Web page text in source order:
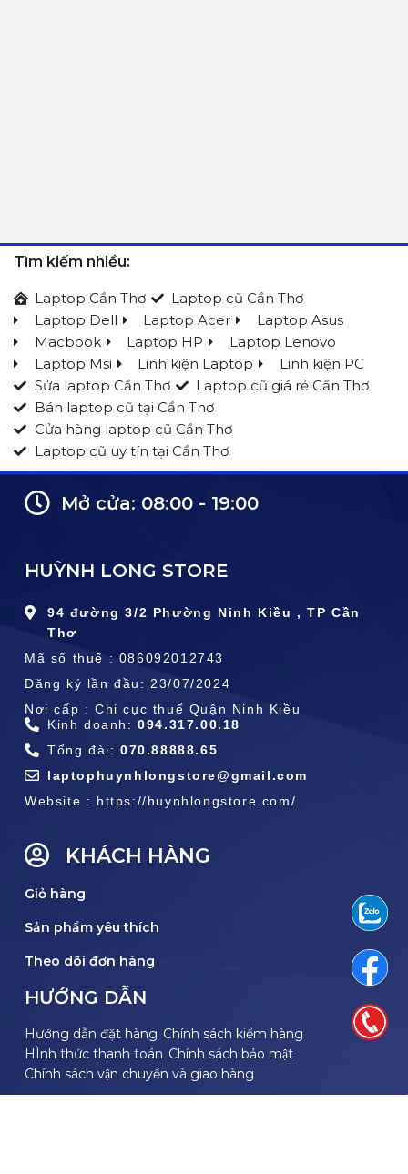
Tìm kiếm nhiều:
Laptop Cần Thơ
Laptop cũ Cần Thơ
Laptop Dell
Laptop Acer
Laptop Asus
Macbook
Laptop HP
Laptop Lenovo
Laptop Msi
Linh kiện Laptop
Linh kiện PC
Sửa laptop Cần Thơ
Laptop cũ giá rẻ Cần Thơ
Bán laptop cũ tại Cần Thơ
Cửa hàng laptop cũ Cần Thơ
Laptop cũ uy tín tại Cần Thơ
Mở cửa: 08:00 - 19:00
HUỲNH LONG STORE
94 đường 3/2 Phường Ninh Kiều , TP Cần
Thơ
Mã số thuế : 086092012743
Đăng ký lần đầu: 23/07/2024
Nơi cấp : Chi cục thuế Quận Ninh Kiều
Kinh doanh:094.317.00.18
Tổng đài: 070.88888.65
laptophuynhlongstore@gmail.com
Website : https://huynhlongstore.com/
KHÁCH HÀNG
Giỏ hàng
Sản phẩm yêu thích
Theo dõi đơn hàng
HƯỚNG DẪN
Hướng dẫn đặt hàng Chính sách kiểm hàng
HÌnh thức thanh toán Chính sách bảo mật
Chính sách vận chuyển và giao hàng